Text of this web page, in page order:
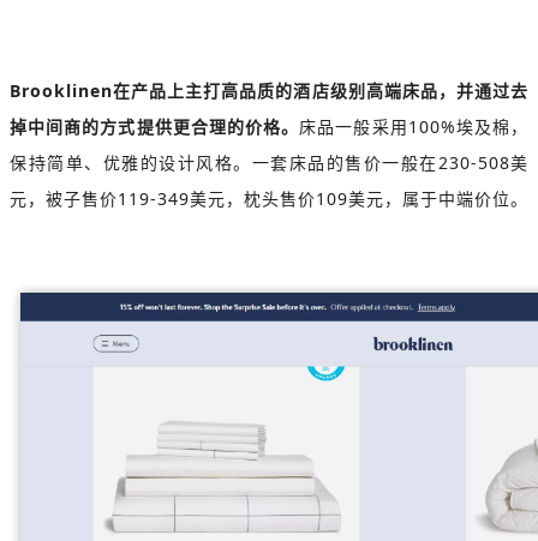
Brooklinen在产品上主打高品质的酒店级别高端床品，并通过去
掉中间商的方式提供更合理的价格。 床品一般采用100%埃及棉，
保持简单、优雅的设计风格。一套床品的售价一般在230-508美
元，被子售价119-349美元，枕头售价109美元，属于中端价位。